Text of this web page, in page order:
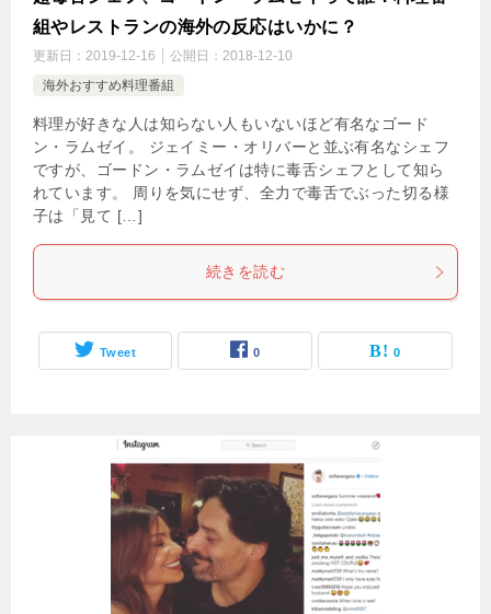
組やレストランの海外の反応はいかに？
更新日： 2019-12-16 公開日： 2018-12-10
海外おすすめ料理番組
料理が好きな人は知らない人もいないほど有名なゴード
ン・ラムゼイ。 ジェイミー・オリバーと並ぶ有名なシェフ
ですが、ゴードン・ラムゼイは特に毒舌シェフとして知ら
れています。 周りを気にせず、全力で毒舌でぶった切る様
子は「見て […]
続きを読む
Tweet 0 0